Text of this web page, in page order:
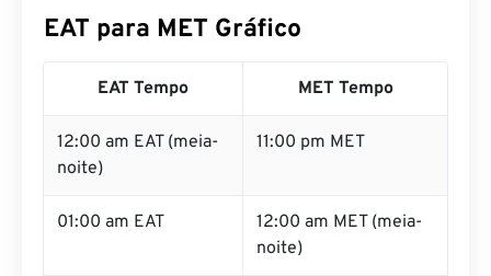
EAT para MET Gráfico
EAT Tempo MET Tempo
12:00 am EAT (meia-
noite)
11:00 pm MET
01:00 am EAT
12:00 am MET (meia-
noite)